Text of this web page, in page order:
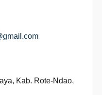
Kab. Rote-Ndao,